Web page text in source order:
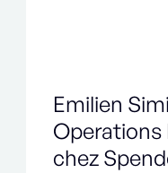
Emilien
Operations
chez